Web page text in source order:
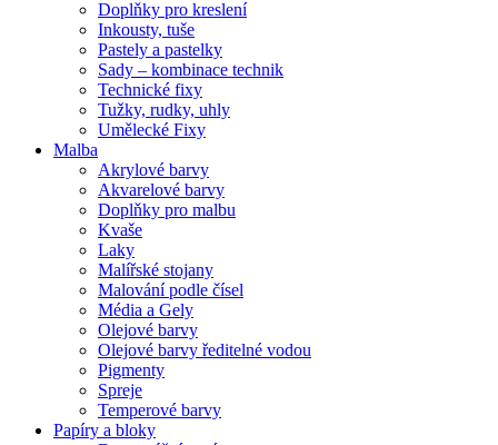
Doplňky pro kreslení
Inkousty, tuše
Pastely a pastelky
Sady – kombinace technik
Technické fixy
Tužky, rudky, uhly
Umělecké Fixy
Malba
Akrylové barvy
Akvarelové barvy
Doplňky pro malbu
Kvaše
Laky
Malířské stojany
Malování podle čísel
Média a Gely
Olejové barvy
Olejové barvy ředitelné vodou
Pigmenty
Spreje
Temperové barvy
Papíry a bloky